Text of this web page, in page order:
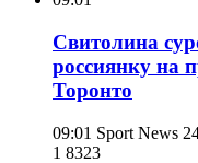
Свитолина
россиянку на
Торонто
09:01 Sport News
1 8323